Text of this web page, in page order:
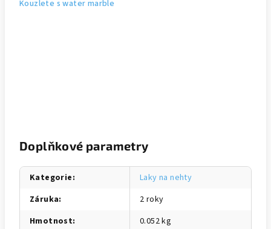
Kouzlete s water marble
Doplňkové parametry
Kategorie:
Laky na nehty
Záruka:
2 roky
Hmotnost: 0.052 kg